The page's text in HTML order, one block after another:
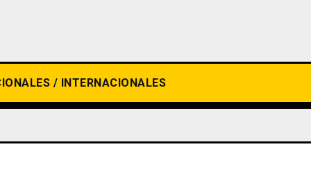
/ INTERNACIONALES